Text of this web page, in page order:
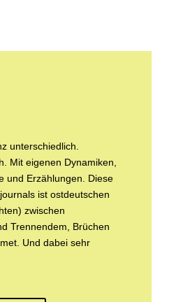
unterschiedlich.
Mit eigenen Dynamiken,
und Erzählungen. Diese
ist ostdeutschen
zwischen
Trennendem, Brüchen
Und dabei sehr